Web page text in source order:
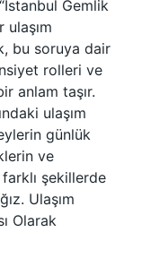
Gemlik
ulaşım
bu soruya dair
rolleri ve
anlam taşır.
ulaşım
günlük
ve
farklı şekillerde
Ulaşım
Olarak